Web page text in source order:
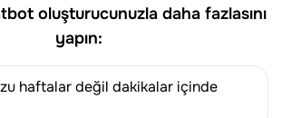
oluşturucunuzla daha fazlasını
yapın:
haftalar değil dakikalar içinde